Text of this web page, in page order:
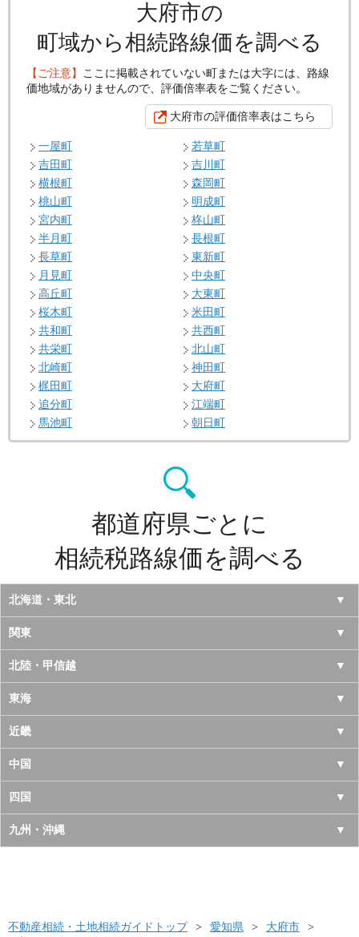
大府市の
町域から相続路線価を調べる
【ご注意】 ここに掲載されていない町または大字には、路線
価地域がありませんので、評価倍率表をご覧ください。
大府市の評価倍率表はこちら
一屋町
若草町
吉田町
吉川町
横根町
森岡町
桃山町
明成町
宮内町
柊山町
半月町
長根町
長草町
東新町
月見町
中央町
高丘町
大東町
桜木町
米田町
共和町
共西町
共栄町
北山町
北崎町
神田町
梶田町
大府町
追分町
江端町
馬池町
朝日町
都道府県ごとに
相続税路線価を調べる
北海道・東北
北海道
青森県
岩手県
宮城県
秋田県
山形県
福島県
関東
東京都
神奈川県
千葉県
埼玉県
茨城県
栃木県
北陸・甲信越
山梨県
長野県
新潟県
富山県
石川県
東海
愛知県
岐阜県
三重県
静岡県
近畿
大阪府
京都府
兵庫県
和歌山県
中国
鳥取県
島根県
山口県
四国
徳島県
高知県
九州・沖縄
長崎県
不動産相続・土地相続ガイドトップ 愛知県
大府市